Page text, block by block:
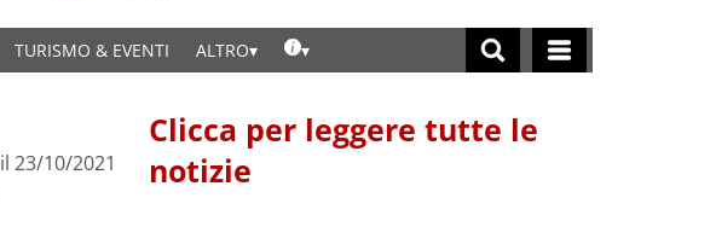
TURISMO & EVENTI ALTRO
il 23/10/2021
Clicca per leggere tutte le
notizie